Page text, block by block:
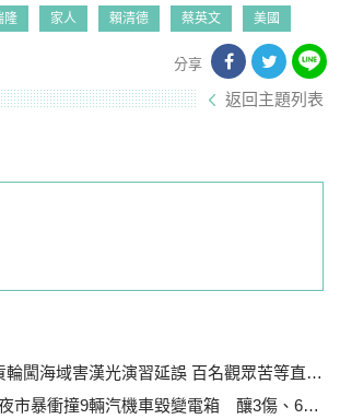
隆 家人 賴清德 蔡英文 美國
分享
返回主題列表
闖海域害漢光演習延誤 百名觀眾苦等直呼可惜
暴衝撞9輛汽機車毀變電箱 釀3傷、600戶停電